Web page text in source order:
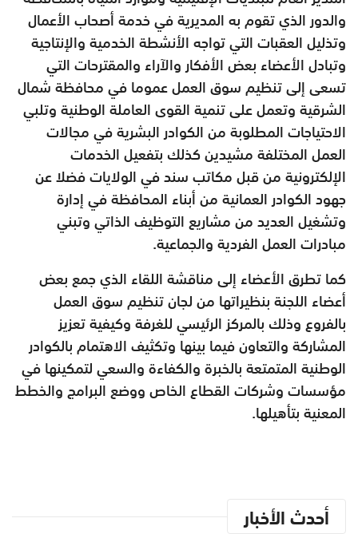
والدور الذي تقوم به المديرية في خدمة أصحاب الأعمال
وتذليل العقبات التي تواجه الأنشطة الخدمية والإنتاجية
وتبادل الأعضاء بعض الأفكار والآراء والمقترحات التي
تسعى إلى تنظيم سوق العمل عموما في محافظة شمال
الشرقية وتعمل على تنمية القوى العاملة الوطنية وتلبي
الاحتياجات المطلوبة من الكوادر البشرية في مجالات
العمل المختلفة مشيدين كذلك بتفعيل الخدمات
الإلكترونية من قبل مكاتب سند في الولايات فضلا عن
جهود الكوادر العمانية من أبناء المحافظة في إدارة
وتشغيل العديد من مشاريع التوظيف الذاتي وتبني
مبادرات العمل الفردية والجماعية.
كما تطرق الأعضاء إلى مناقشة اللقاء الذي جمع بعض
أعضاء اللجنة بنظيراتها من لجان تنظيم سوق العمل
بالفروع وذلك بالمركز الرئيسي للغرفة وكيفية تعزيز
المشاركة والتعاون فيما بينها وتكثيف الاهتمام بالكوادر
الوطنية المتمتعة بالخبرة والكفاءة والسعي لتمكينها في
مؤسسات وشركات القطاع الخاص ووضع البرامج والخطط
المعنية بتأهيلها.
أحدث الأخبار